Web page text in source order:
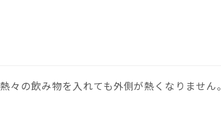
熱々の飲み物を入れても外側が熱くなりません。